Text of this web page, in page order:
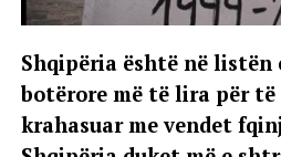
Shqipëria është në listën
botërore më të lira për të
krahasuar me vendet